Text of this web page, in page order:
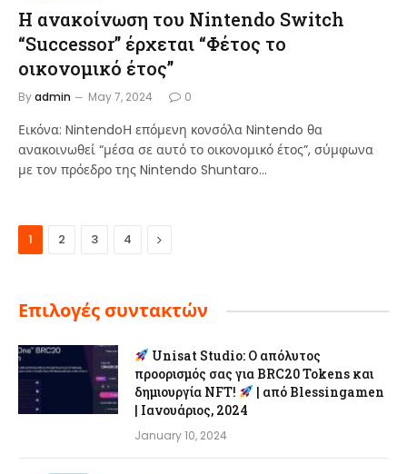
Η ανακοίνωση του Nintendo Switch
“Successor” έρχεται “Φέτος το
οικονομικό έτος”
Byadmin May 7, 2024 0
Εικόνα: NintendoΗ επόμενη κονσόλα Nintendo θα
ανακοινωθεί “μέσα σε αυτό το οικονομικό έτος”, σύμφωνα
με τον πρόεδρο της Nintendo Shuntaro…
1 2 3 4 Next
Επιλογές συντακτών
Unisat Studio: Ο απόλυτος
προορισμός σας για BRC20 Tokens και
δημιουργία NFT!
| από Blessingamen
| Ιανουάριος, 2024
January 10, 2024